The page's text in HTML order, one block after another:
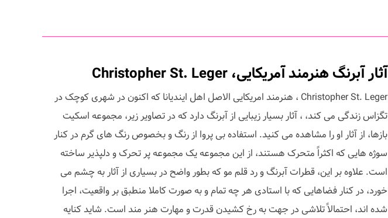
آثار آبرنگ هنرمند آمریکایی، Christopher St. Leger
Christopher St. Leger ، هنرمند امریکایی الاصل اهل ایندیانا که اکنون در شهری کوچک در
تگزاس زندگی می کند، ، آثار بسیار زیبایی از آبرنگ دارد که در تصاویر زیر، مجموعه اسکیت
بازها، از آثار او را مشاهده می کنید. استفاده بی پروا از رنگ و بخصوص رنگ های گرم در کنار
سوژه هایی که اکثراً متحرک هستند، از این مجموعه یک مجموعه پر تحرک و دلپذیر ساخته
است. علاوه بر این، قطرات آبرنگ و رد قلم مو که بطور واضح در بسیاری از آثار به چشم می
خورد، در کنار فضاهایی که با استادی هر چه تمام و به صورت کاملا منطبق بر واقعیت، اجرا
شده اند، احتمالاً تلاشی در جهت به رخ کشیدن قدرت و مهارت هنر مند است. شاید کنایه